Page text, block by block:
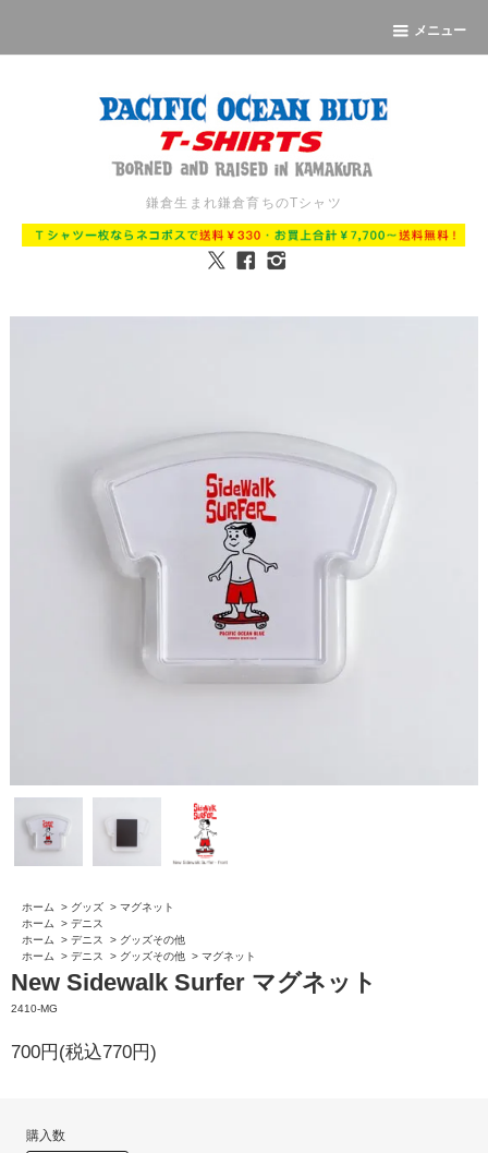
メニュー
鎌倉生まれ鎌倉育ちのTシャツ
ホーム > グッズ > マグネット
ホーム
> デニス
ホーム
> デニス > グッズその他
ホーム
> デニス > グッズその他 > マグネット
New Sidewalk Surfer マグネット
2410-MG
700円(税込770円)
購入数